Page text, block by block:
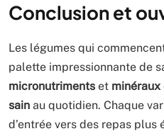
Conclusion et
Les légumes qui
palette impressionnante de
micronutriments et minéraux
sain au quotidien. Chaque
d’entrée vers des repas